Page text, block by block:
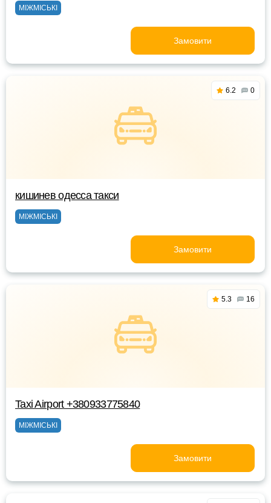
МІЖМІСЬКІ
Замовити
6.2 0
кишинев одесса такси
МІЖМІСЬКІ
Замовити
5.3 16
Taxi Airport +380933775840
МІЖМІСЬКІ
Замовити